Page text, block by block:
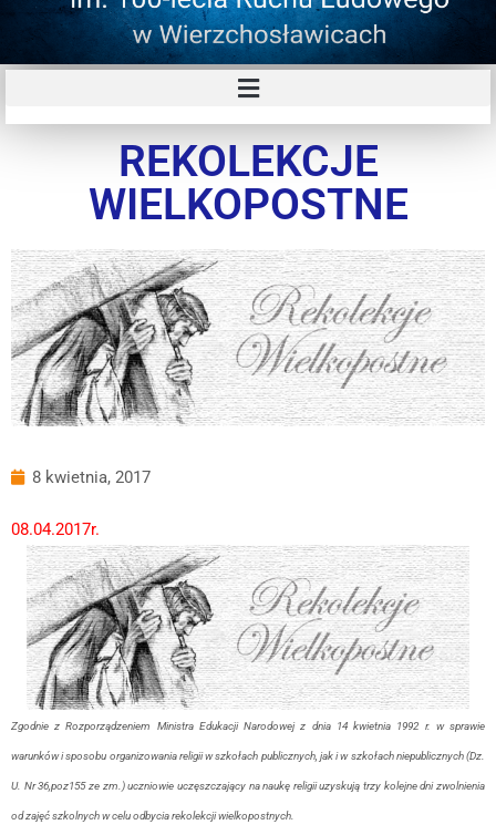
REKOLEKCJE
WIELKOPOSTNE
8 kwietnia, 2017
08.04.2017r.
Zgodnie z Rozporządzeniem Ministra Edukacji Narodowej z dnia 14 kwietnia 1992 r. w sprawie
warunków i sposobu organizowania religii w szkołach publicznych, jak i w szkołach niepublicznych (Dz.
U. Nr 36,poz155 ze zm.) uczniowie uczęszczający na naukę religii uzyskują trzy kolejne dni zwolnienia
od zajęć szkolnych w celu odbycia rekolekcji wielkopostnych.